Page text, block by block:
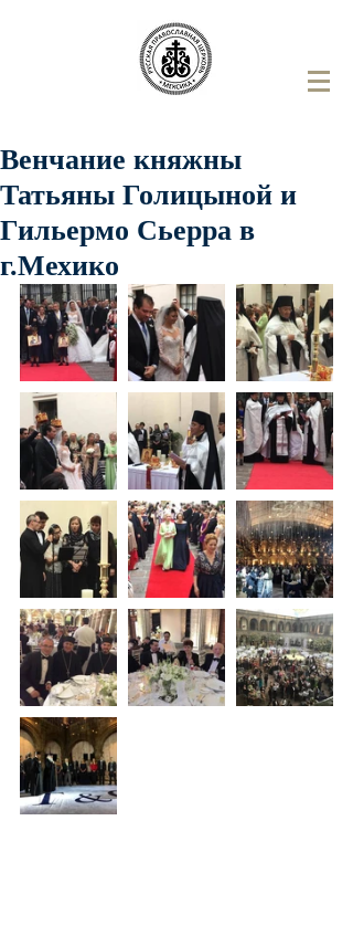
Венчание княжны
Татьяны Голицыной и
Гильермо Сьерра в
г.Мехико